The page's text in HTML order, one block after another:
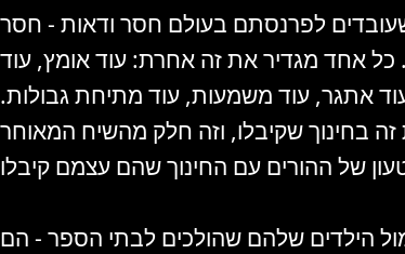
שעובדים לפרנסתם בעולם חסר ודאות - חסר
אחד מגדיר את זה אחרת: עוד אומץ, עוד
אתגר, עוד משמעות, עוד מתיחת גבולות.
בחינוך שקיבלו, וזה חלק מהשיח המאוחר
הילדים שלהם שהולכים לבתי הספר - הם